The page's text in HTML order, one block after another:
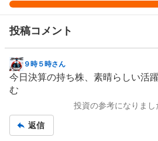
く
い
い
1
0
0
買
投稿コメント
掲
示
板
９時５時さん
今日決算の持ち株、素晴らしい活
む
投資の参考になりまし
返信